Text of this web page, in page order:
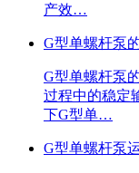
产效…
G型单螺杆泵
G型单螺杆泵
过程中的稳定
下G型单…
G型单螺杆泵